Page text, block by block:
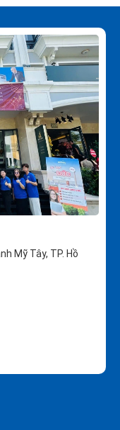
Mỹ Tây, TP. Hồ